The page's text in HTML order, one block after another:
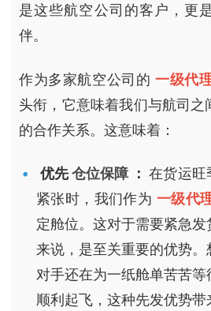
是这些航空公司的客户，更
伴。
作为多家航空公司的 一级代
头衔，它意味着我们与航司之
的合作关系。这意味着：
优先仓位保障 ：在货运旺
紧张时，我们作为 一级代
定舱位。这对于需要紧急
来说，是至关重要的优势
对手还在为一纸舱单苦苦
顺利起飞，这种先发优势